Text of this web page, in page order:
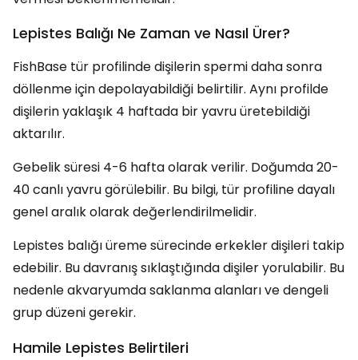
Lepistes Balığı Ne Zaman ve Nasıl Ürer?
FishBase tür profilinde dişilerin spermi daha sonra
döllenme için depolayabildiği belirtilir. Aynı profilde
dişilerin yaklaşık 4 haftada bir yavru üretebildiği
aktarılır.
Gebelik süresi 4-6 hafta olarak verilir. Doğumda 20-
40 canlı yavru görülebilir. Bu bilgi, tür profiline dayalı
genel aralık olarak değerlendirilmelidir.
Lepistes balığı üreme sürecinde erkekler dişileri takip
edebilir. Bu davranış sıklaştığında dişiler yorulabilir. Bu
nedenle akvaryumda saklanma alanları ve dengeli
grup düzeni gerekir.
Hamile Lepistes Belirtileri